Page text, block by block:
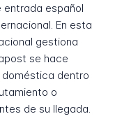
entrada español
En esta
gestiona
se hace
dentro
o
de su llegada.